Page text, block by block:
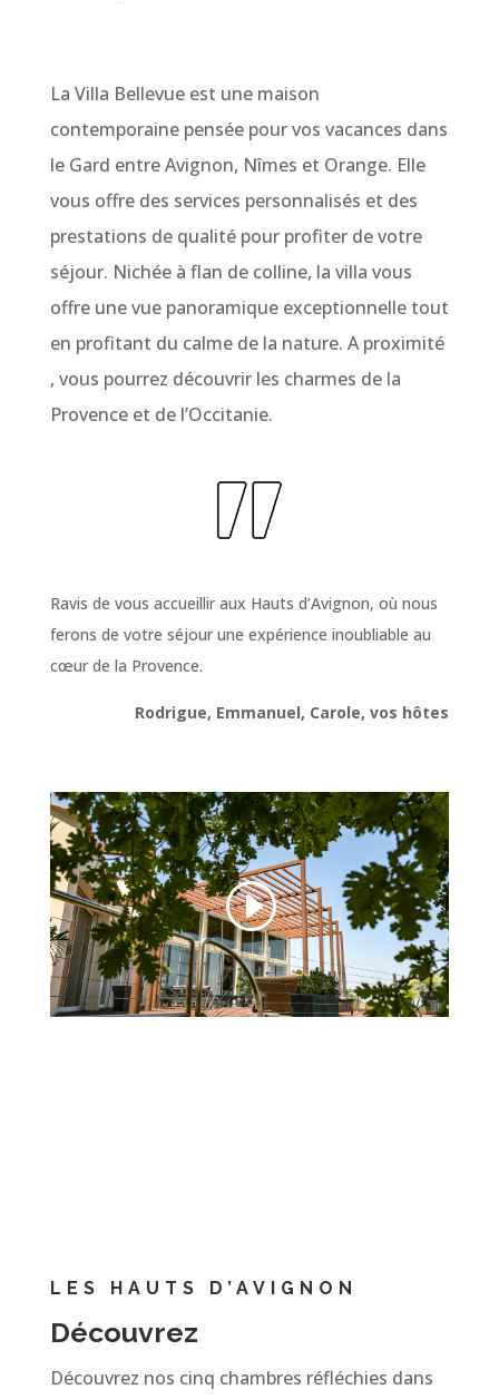
La Villa Bellevue est une maison
contemporaine pensée pour vos vacances dans
le Gard entre Avignon, Nîmes et Orange. Elle
vous offre des services personnalisés et des
prestations de qualité pour profiter de votre
séjour. Nichée à flan de colline, la villa vous
offre une vue panoramique exceptionnelle tout
en profitant du calme de la nature. A proximité
, vous pourrez découvrir les charmes de la
Provence et de l’Occitanie.
Ravis de vous accueillir aux Hauts d’Avignon, où nous
ferons de votre séjour une expérience inoubliable au
cœur de la Provence.
Rodrigue, Emmanuel, Carole, vos hôtes
LES HAUTS D’AVIGNON
Découvrez
Découvrez nos cinq chambres réfléchies dans